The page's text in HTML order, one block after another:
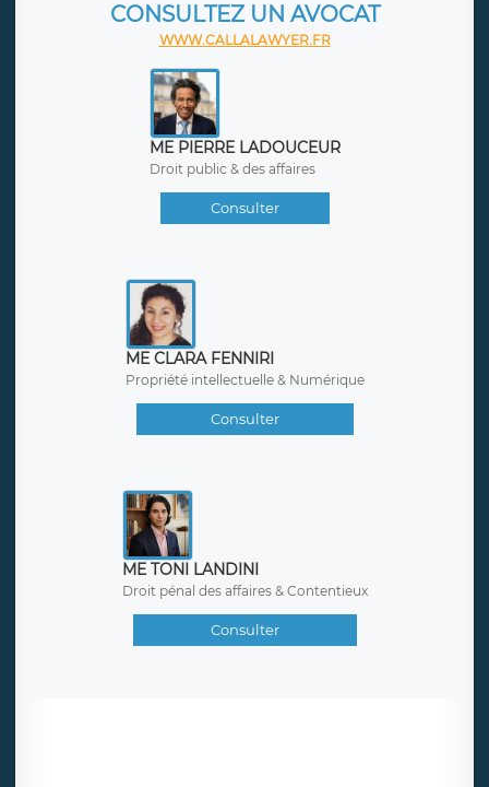
CONSULTEZ UN AVOCAT
WWW.CALLALAWYER.FR
ME PIERRE LADOUCEUR
Droit public & des affaires
Consulter
ME CLARA FENNIRI
Propriété intellectuelle & Numérique
Consulter
ME TONI LANDINI
Droit pénal des affaires & Contentieux
Consulter